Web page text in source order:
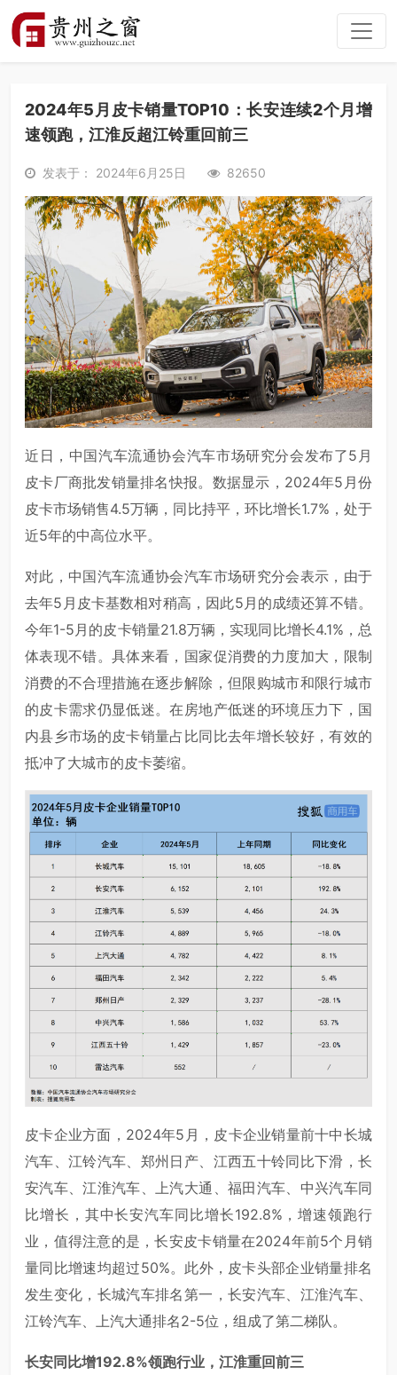
2024年5月皮卡销量TOP10：长安连续2个月增
速领跑，江淮反超江铃重回前三
发表于： 2024年6月25日 82650
近日，中国汽车流通协会汽车市场研究分会发布了5月
皮卡厂商批发销量排名快报。数据显示，2024年5月份
皮卡市场销售4.5万辆，同比持平，环比增长1.7%，处于
近5年的中高位水平。
对此，中国汽车流通协会汽车市场研究分会表示，由于
去年5月皮卡基数相对稍高，因此5月的成绩还算不错。
今年1-5月的皮卡销量21.8万辆，实现同比增长4.1%，总
体表现不错。具体来看，国家促消费的力度加大，限制
消费的不合理措施在逐步解除，但限购城市和限行城市
的皮卡需求仍显低迷。在房地产低迷的环境压力下，国
内县乡市场的皮卡销量占比同比去年增长较好，有效的
抵冲了大城市的皮卡萎缩。
皮卡企业方面，2024年5月，皮卡企业销量前十中长城
汽车、江铃汽车、郑州日产、江西五十铃同比下滑，长
安汽车、江淮汽车、上汽大通、福田汽车、中兴汽车同
比增长，其中长安汽车同比增长192.8%，增速领跑行
业，值得注意的是，长安皮卡销量在2024年前5个月销
量同比增速均超过50%。此外，皮卡头部企业销量排名
发生变化，长城汽车排名第一，长安汽车、江淮汽车、
江铃汽车、上汽大通排名2-5位，组成了第二梯队。
长安同比增192.8%领跑行业，江淮重回前三